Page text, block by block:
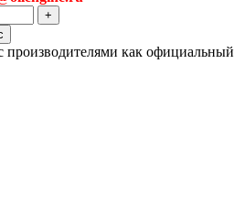
как официальный